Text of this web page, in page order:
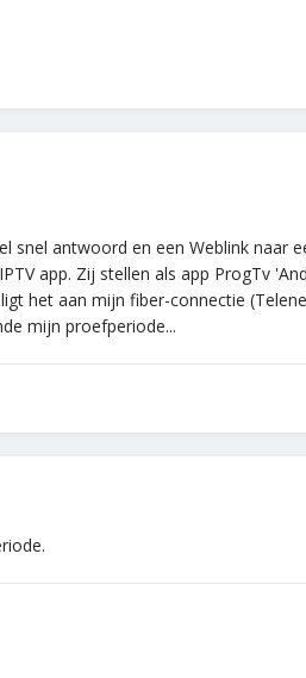
snel antwoord en een Weblink naar
app. Zij stellen als app ProgTv
het aan mijn fiber-connectie
mijn proefperiode...